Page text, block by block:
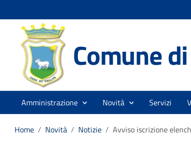
Comune
Amministrazione Novità Servizi
Home / Novità / Notizie / Avviso iscrizione